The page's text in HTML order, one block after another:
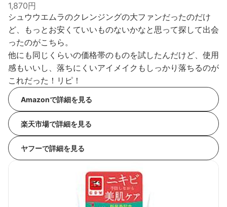
1,870円
シュウウエムラのクレンジングの大ファンだったのだけ
ど、もっとお安くていいものないかなと思って探して出会
ったのがこちら。
他にも同じくらいの価格帯のものを試したんだけど、使用
感もいいし、落ちにくいアイメイクもしっかり落ちるのが
これだった！リピ！
Amazonで詳細を見る
楽天市場で詳細を見る
ヤフーで詳細を見る